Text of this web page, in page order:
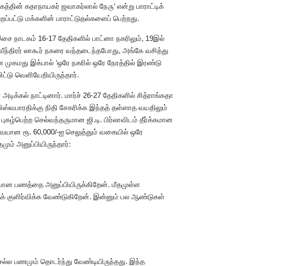
கதாநாயகர் ஜவாகர்லால் நேரு’ என்று பாராட்டிக்
மக்களின் பாராட்டுதல்களைப் பெற்றது.
நாடகம் 16-17 தேதிகளில் பாட்னா நகரிலும், 19இல்
லாகூர் நகரை வந்தடைந்தபோது, அங்கே வசித்து
இக்பால் ‘ஒரே நகரில் ஒரே நேரத்தில் இரண்டு
வெளியேறியிருந்தார்.
நாட்டினார். மார்ச் 26-27 தேதிகளில் சித்ராங்கதா
நிதி சேகரிக்க இந்தத் தள்ளாத வயதிலும்
செல்வந்தருமான ஜி.டி. பிர்லாவிடம் தீர்க்கமான
ரூ. 60,000/-ஐ செலுத்தும் வகையில் ஒரே
அனுப்பியிருந்தார்:
பணத்தை அனுப்பியிருக்கிறேன். மீதமுள்ள
குளிர்விக்க வேண்டுகிறேன். இன்னும் பல ஆண்டுகள்
பணமும் தொடர்ந்து வேண்டியிருந்தது. இந்த